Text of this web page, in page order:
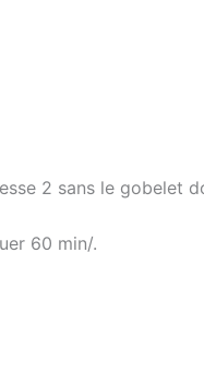
2 sans le gobelet
60 min/.